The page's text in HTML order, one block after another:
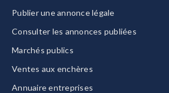
Publier une annonce légale
Consulter les annonces publiées
Marchés publics
Ventes aux enchères
Annuaire entreprises